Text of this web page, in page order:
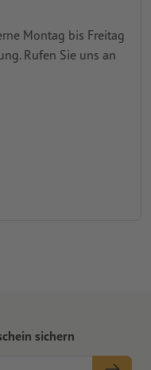
Montag bis Freitag
Rufen Sie uns an
sichern